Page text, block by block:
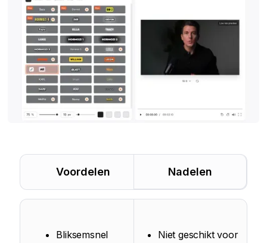
Voordelen Nadelen
Bliksemsnel
Niet geschikt voor